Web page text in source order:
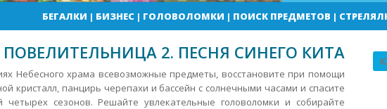
БЕГАЛКИ | БИЗНЕС| ГОЛОВОЛОМКИ | ПОИСК ПРЕДМЕТОВ |
2. ПЕСНЯ СИНЕГО КИТА
Небесного храма всевозможные предметы, восстановите при помощи
кристалл, панцирь черепахи и бассейн с солнечными часами и спасите
четырех сезонов. Решайте увлекательные головоломки и собирайте